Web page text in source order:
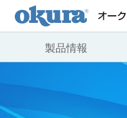
製品情報
コ
代